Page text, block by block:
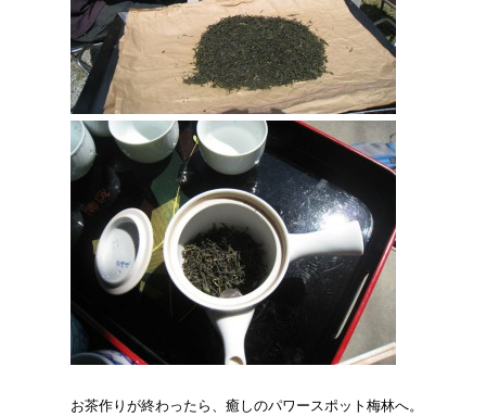
お茶作りが終わったら、癒しのパワースポット梅林へ。